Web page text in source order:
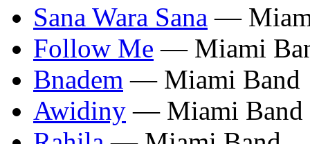
Sana Wara Sana —
Follow Me — Miami
Bnadem — Miami Band
Awidiny — Miami Band